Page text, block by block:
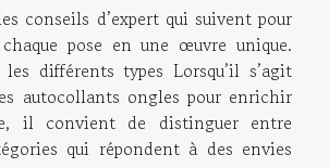
conseils d’expert qui suivent pour
pose en une œuvre unique.
les différents types Lorsqu’il s’agit
autocollants ongles pour enrichir
il convient de distinguer entre
qui répondent à des envies